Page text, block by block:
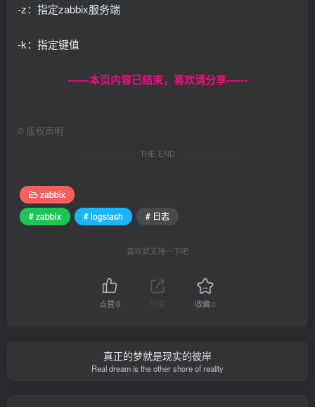
-z：指定zabbix服务端
-k：指定键值
------本页内容已结束，喜欢请分享------
© 版权声明
THE END
zabbix
# zabbix
# logstash # 日志
喜欢就支持一下吧
点赞0 分享 收藏0
真正的梦就是现实的彼岸
Real dream is the other shore of reality